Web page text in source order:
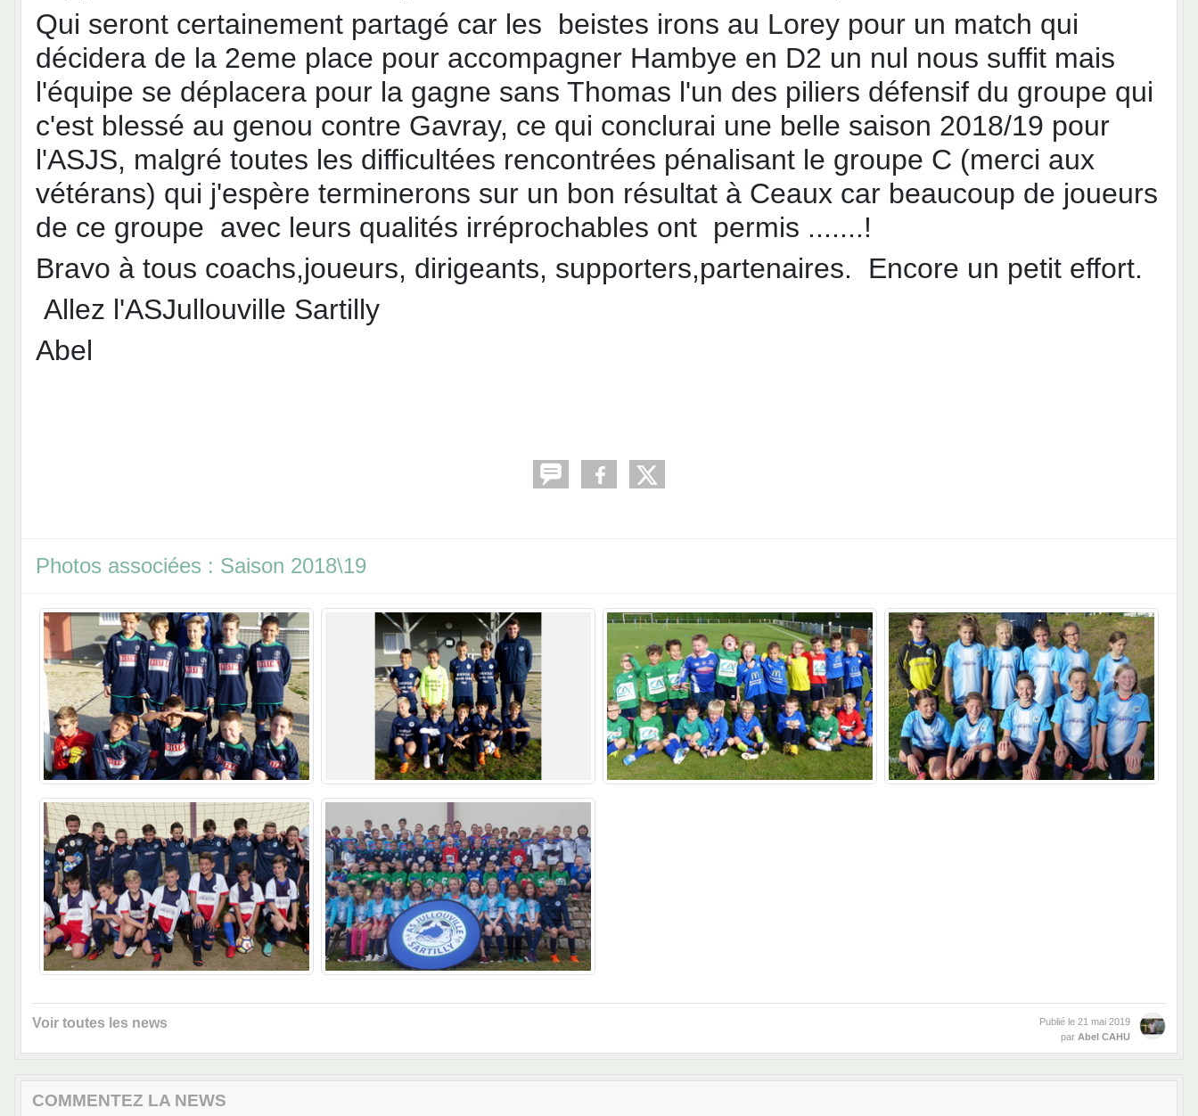
Qui seront certainement partagé car les beistes irons au Lorey pour un match qui
décidera de la 2eme place pour accompagner Hambye en D2 un nul nous suffit mais
l'équipe se déplacera pour la gagne sans Thomas l'un des piliers défensif du groupe qui
c'est blessé au genou contre Gavray, ce qui conclurai une belle saison 2018/19 pour
l'ASJS, malgré toutes les difficultées rencontrées pénalisant le groupe C (merci aux
vétérans) qui j'espère terminerons sur un bon résultat à Ceaux car beaucoup de joueurs
de ce groupe avec leurs qualités irréprochables ont permis .......!
Bravo à tous coachs,joueurs, dirigeants, supporters,partenaires. Encore un petit effort.
Allez l'ASJullouville Sartilly
Abel
Photos associées : Saison 2018\19
Voir toutes les news Publié le 21 mai 2019
par Abel CAHU
COMMENTEZ LA NEWS